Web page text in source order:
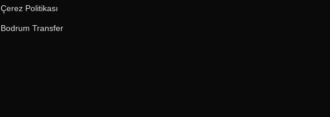
Çerez Politikası
Bodrum Transfer